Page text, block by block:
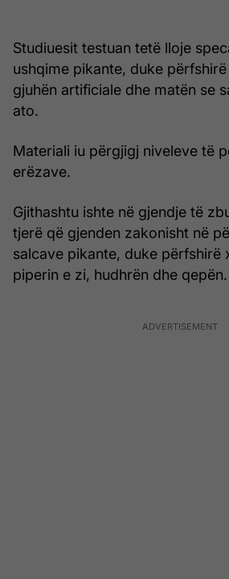
Studiuesit testuan tetë lloje
ushqime pikante, duke
gjuhën artificiale dhe matën se
ato.
Materiali iu përgjigj niveleve të
erëzave.
Gjithashtu ishte në gjendje të
tjerë që gjenden zakonisht në
salcave pikante, duke përfshirë
piperin e zi, hudhrën dhe qepën.